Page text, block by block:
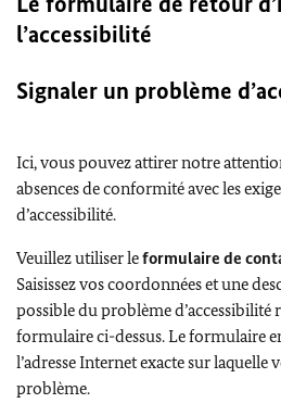
l’accessibilité
Signaler un problème
Ici, vous pouvez attirer notre
absences de conformité avec les
d’accessibilité.
Veuillez utiliser leformulaire de
Saisissez vos coordonnées et une
possible du problème d’accessibilité
formulaire ci-dessus. Le formulaire
l’adresse Internet exacte sur laquelle
problème.